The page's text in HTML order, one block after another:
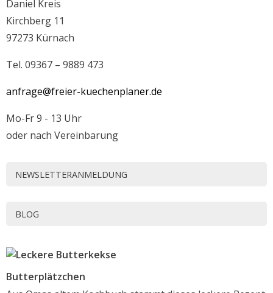
Daniel Kreis
Kirchberg 11
97273 Kürnach
Tel. 09367 – 9889 473
anfrage@freier-kuechenplaner.de
Mo-Fr 9 - 13 Uhr
oder nach Vereinbarung
NEWSLETTERANMELDUNG
BLOG
Butterplätzchen